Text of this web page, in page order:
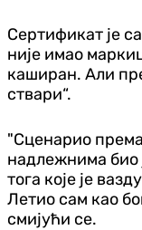
Сертификат је
није имао
каширан. Али
ствари“.
"Сценарио
надлежнима био
тога које је
Летио сам као
смијући се.